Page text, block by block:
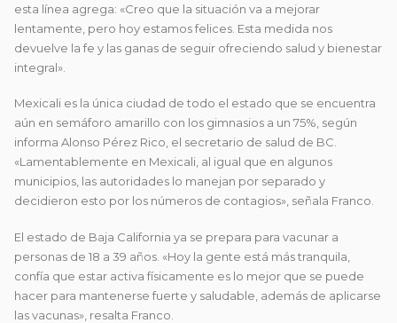
esta línea agrega: «Creo que la situación va a mejorar
lentamente, pero hoy estamos felices. Esta medida nos
devuelve la fe y las ganas de seguir ofreciendo salud y bienestar
integral».
Mexicali es la única ciudad de todo el estado que se encuentra
aún en semáforo amarillo con los gimnasios a un 75%, según
informa Alonso Pérez Rico, el secretario de salud de BC.
«Lamentablemente en Mexicali, al igual que en algunos
municipios, las autoridades lo manejan por separado y
decidieron esto por los números de contagios», señala Franco.
El estado de Baja California ya se prepara para vacunar a
personas de 18 a 39 años. «Hoy la gente está más tranquila,
confía que estar activa físicamente es lo mejor que se puede
hacer para mantenerse fuerte y saludable, además de aplicarse
las vacunas», resalta Franco.